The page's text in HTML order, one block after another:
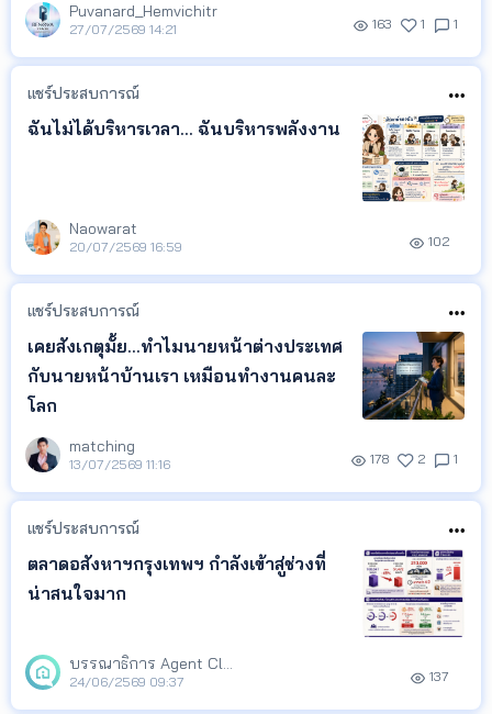
Puvanard_Hemvichitr
27/07/2569 14:21 163 1 1
แชร์ประสบการณ์
ฉันไม่ได้บริหารเวลา... ฉันบริหารพลังงาน
Naowarat
20/07/2569 16:59 102
แชร์ประสบการณ์
เคยสังเกตุมั้ย...ทำไมนายหน้าต่างประเทศ
กับนายหน้าบ้านเรา เหมือนทำงานคนละ
โลก
matching
13/07/2569 11:16 178 2 1
แชร์ประสบการณ์
ตลาดอสังหาฯกรุงเทพฯ กำลังเข้าสู่ช่วงที่
น่าสนใจมาก
บรรณาธิการ Agent Club
24/06/2569 09:37 137